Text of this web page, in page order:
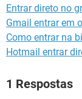
Entrar direto no
Gmail entrar em
Como entrar na
Hotmail entrar
1 Respostas